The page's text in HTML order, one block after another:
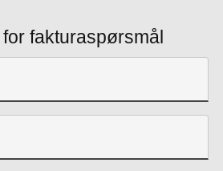
fakturaspørsmål